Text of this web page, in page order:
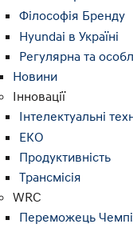
Філософія Бренду
Hyundai в Україні
Регулярна та
Новини
Інновації
Інтелектуальні
ЕКО
Продуктивність
Трансмісія
WRC
Переможець